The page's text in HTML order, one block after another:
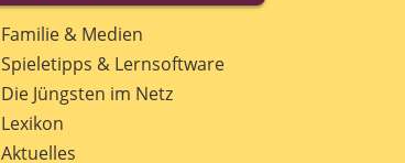
Familie & Medien
Spieletipps & Lernsoftware
Die Jüngsten im Netz
Lexikon
Aktuelles